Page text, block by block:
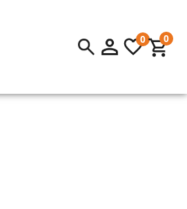
0 0